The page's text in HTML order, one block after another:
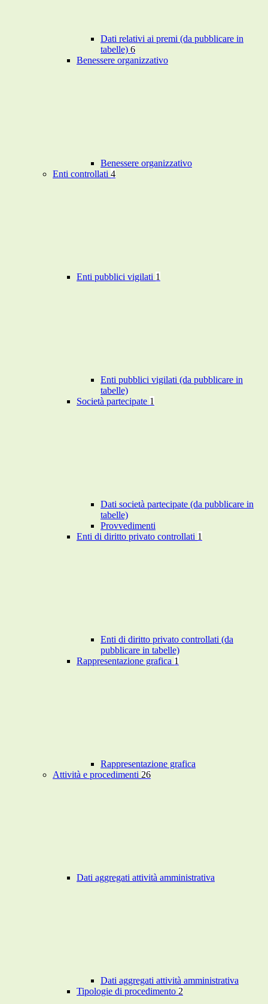
Dati relativi ai premi (da pubblicare in
tabelle) 6
Benessere organizzativo
Benessere organizzativo
Enti controllati 4
Enti pubblici vigilati 1
Enti pubblici vigilati (da pubblicare in
tabelle)
Società partecipate 1
Dati società partecipate (da pubblicare in
tabelle)
Provvedimenti
Enti di diritto privato controllati 1
Enti di diritto privato controllati (da
pubblicare in tabelle)
Rappresentazione grafica 1
Rappresentazione grafica
Attività e procedimenti 26
Dati aggregati attività amministrativa
Dati aggregati attività amministrativa
Tipologie di procedimento 2